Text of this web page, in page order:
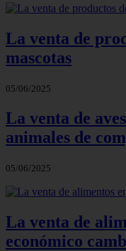
La venta de
mascotas
05/06/2025
La venta de
animales de
05/06/2025
La venta de
económico